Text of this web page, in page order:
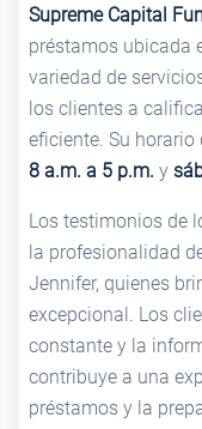
Supreme Capital
préstamos ubicada
variedad de
los clientes a
eficiente. Su horario
8 a.m. a 5 p.m. y
Los testimonios de
la profesionalidad
Jennifer, quienes
excepcional. Los
constante y la
contribuye a una
préstamos y la